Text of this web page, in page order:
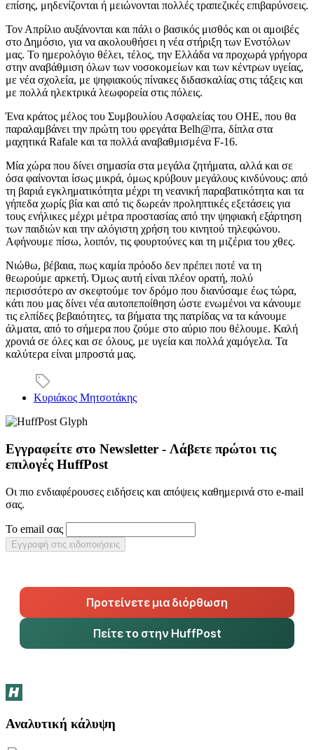
επίσης, μηδενίζονται ή μειώνονται πολλές τραπεζικές επιβαρύνσεις.
Τον Απρίλιο αυξάνονται και πάλι ο βασικός μισθός και οι αμοιβές
στο Δημόσιο, για να ακολουθήσει η νέα στήριξη των Ενστόλων
μας. Το ημερολόγιο θέλει, τέλος, την Ελλάδα να προχωρά γρήγορα
στην αναβάθμιση όλων των νοσοκομείων και των κέντρων υγείας,
με νέα σχολεία, με ψηφιακούς πίνακες διδασκαλίας στις τάξεις και
με πολλά ηλεκτρικά λεωφορεία στις πόλεις.
Ένα κράτος μέλος του Συμβουλίου Ασφαλείας του ΟΗΕ, που θα
παραλαμβάνει την πρώτη του φρεγάτα Belh@rra, δίπλα στα
μαχητικά Rafale και τα πολλά αναβαθμισμένα F-16.
Μία χώρα που δίνει σημασία στα μεγάλα ζητήματα, αλλά και σε
όσα φαίνονται ίσως μικρά, όμως κρύβουν μεγάλους κινδύνους: από
τη βαριά εγκληματικότητα μέχρι τη νεανική παραβατικότητα και τα
γήπεδα χωρίς βία και από τις δωρεάν προληπτικές εξετάσεις για
τους ενήλικες μέχρι μέτρα προστασίας από την ψηφιακή εξάρτηση
των παιδιών και την αλόγιστη χρήση του κινητού τηλεφώνου.
Αφήνουμε πίσω, λοιπόν, τις φουρτούνες και τη μιζέρια του χθες.
Νιώθω, βέβαια, πως καμία πρόοδο δεν πρέπει ποτέ να τη
θεωρούμε αρκετή. Όμως αυτή είναι πλέον ορατή, πολύ
περισσότερο αν σκεφτούμε τον δρόμο που διανύσαμε έως τώρα,
κάτι που μας δίνει νέα αυτοπεποίθηση ώστε ενωμένοι να κάνουμε
τις ελπίδες βεβαιότητες, τα βήματα της πατρίδας να τα κάνουμε
άλματα, από το σήμερα που ζούμε στο αύριο που θέλουμε. Καλή
χρονιά σε όλες και σε όλους, με υγεία και πολλά χαμόγελα. Τα
καλύτερα είναι μπροστά μας.
Κυριάκος Μητσοτάκης
Εγγραφείτε στο Newsletter - Λάβετε πρώτοι τις
επιλογές HuffPost
Οι πιο ενδιαφέρουσες ειδήσεις και απόψεις καθημερινά στο e-mail
σας.
Το email σας
Εγγραφή στις ειδοποιήσεις
Προτείνετε μια διόρθωση
Πείτε το στην HuffPost
Αναλυτική κάλυψη